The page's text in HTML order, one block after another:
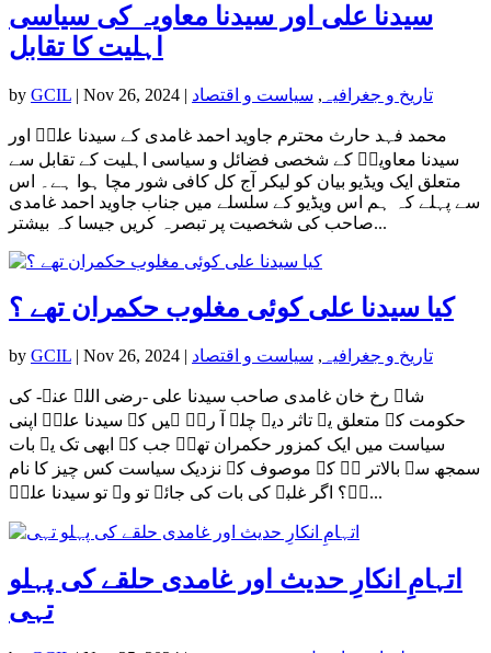
سیدنا علی اور سیدنا معاویہ کی سیاسی
اہلیت کا تقابل
by GCIL | Nov 26, 2024 | تاریخ و جغرافیہ , سیاست و اقتصاد
محمد فہد حارث محترم جاوید احمد غامدی کے سیدنا علیؓ اور
سیدنا معاویہؓ کے شخصی فضائل و سیاسی اہلیت کے تقابل سے
متعلق ایک ویڈیو بیان کو لیکر آج کل کافی شور مچا ہوا ہے۔ اس
سے پہلے کہ ہم اس ویڈیو کے سلسلے میں جناب جاوید احمد غامدی
صاحب کی شخصیت پر تبصرہ کریں جیسا کہ بیشتر...
کیا سیدنا علی کوئی مغلوب حکمران تھے ؟
by GCIL | Nov 26, 2024 | تاریخ و جغرافیہ , سیاست و اقتصاد
شاہ رخ خان غامدی صاحب سیدنا علی -رضی اللہ عنہ- کی
حکومت کے متعلق یہ تاثر دیے چلے آ رہے ہیں کہ سیدنا علیؓ اپنی
سیاست میں ایک کمزور حکمران تھے۔ جب کہ ابھی تک یہ بات
سمجھ سے بالاتر ہے کہ موصوف کے نزدیک سیاست کس چیز کا نام
ہے؟ اگر غلبہ کی بات کی جائے تو وہ تو سیدنا علیؓ...
اتہامِ انکارِ حدیث اور غامدی حلقے کی پہلو
تہی